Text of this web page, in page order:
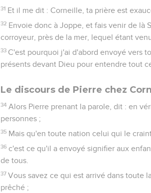
31 Et il me dit : Corneille, ta prière est
32 Envoie donc à Joppe, et fais venir de là
corroyeur, près de la mer, lequel étant
33 C'est pourquoi j'ai d'abord envoyé vers
présents devant Dieu pour entendre tout
Le discours de Pierre chez
34 Alors Pierre prenant la parole, dit : en
personnes ;
35 Mais qu'en toute nation celui qui le
36 c'est ce qu'il a envoyé signifier aux
de tous.
37 Vous savez ce qui est arrivé dans toute
prêché ;